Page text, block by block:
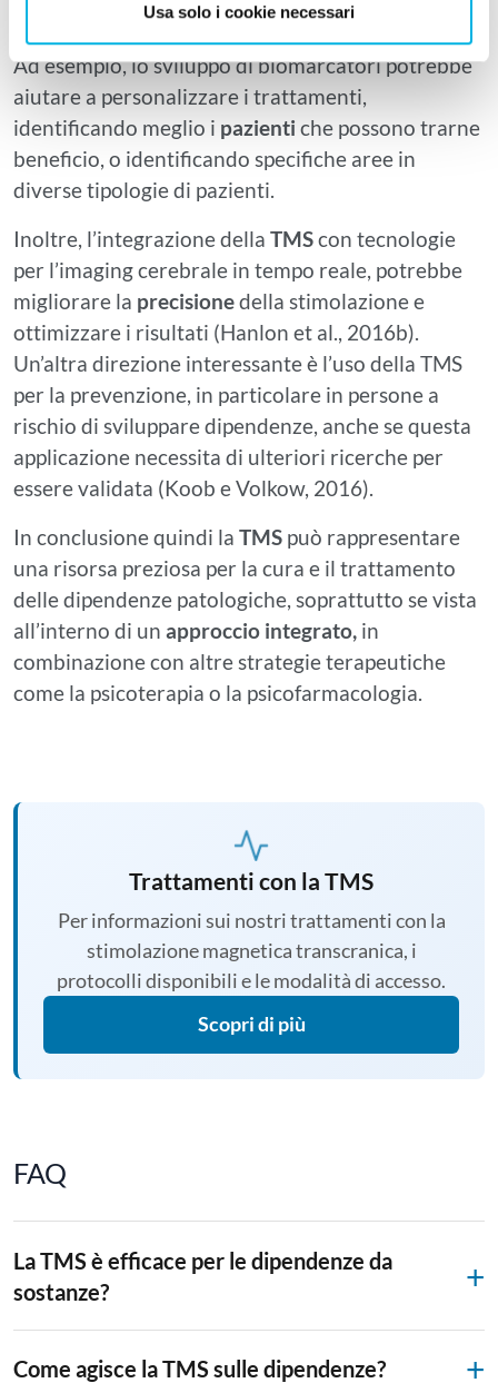
Usa solo i cookie necessari
Ad esempio, lo sviluppo di biomarcatori potrebbe
aiutare a personalizzare i trattamenti,
identificando meglio i pazienti che possono trarne
beneficio, o identificando specifiche aree in
diverse tipologie di pazienti.
Inoltre, l’integrazione della TMScon tecnologie
per l’imaging cerebrale in tempo reale, potrebbe
migliorare la precisionedella stimolazione e
ottimizzare i risultati (Hanlon et al., 2016b).
Un’altra direzione interessante è l’uso della TMS
per la prevenzione, in particolare in persone a
rischio di sviluppare dipendenze, anche se questa
applicazione necessita di ulteriori ricerche per
essere validata (Koob e Volkow, 2016).
In conclusione quindi la TMS può rappresentare
una risorsa preziosa per la cura e il trattamento
delle dipendenze patologiche, soprattutto se vista
all’interno di un approccio integrato, in
combinazione con altre strategie terapeutiche
come la psicoterapia o la psicofarmacologia.
Trattamenti con la TMS
Per informazioni sui nostri trattamenti con la
stimolazione magnetica transcranica, i
protocolli disponibili e le modalità di accesso.
Scopri di più
FAQ
La TMS è efficace per le dipendenze da
sostanze?
Come agisce la TMS sulle dipendenze?